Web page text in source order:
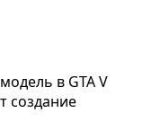
в GTA V
создание